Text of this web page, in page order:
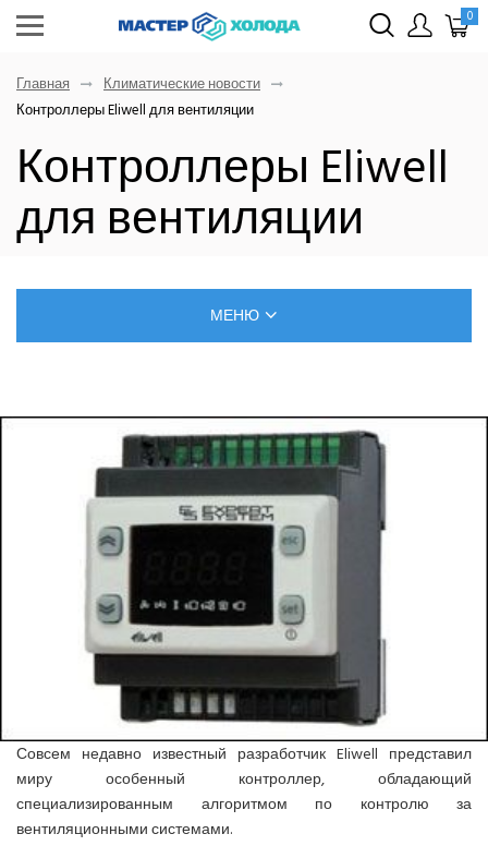
0
Главная
Климатические новости
Контроллеры Eliwell для вентиляции
Контроллеры Eliwell
для вентиляции
МЕНЮ
САМОСТОЯТЕЛЬНЫЙ МОНТАЖ КОНДИЦИОНЕРОВ
ПОЗНАВАТЕЛЬНЫЕ СТАТЬИ
ИНВЕРТОРНЫЕ КОНДИЦИОНЕРЫ
КОНДИЦИОНИРОВАНИЕ СЕРВЕРНОЙ
ИСТОРИЯ БРЕНДОВ
Совсем недавно известный разработчик Eliwell представил
миру особенный контроллер, обладающий
специализированным алгоритмом по контролю за
вентиляционными системами.